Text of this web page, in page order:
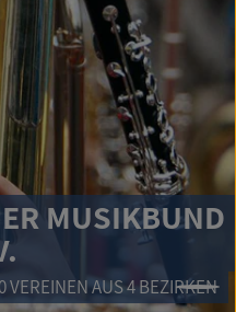
MUSIKBUND
AUS 4 BEZIRKEN